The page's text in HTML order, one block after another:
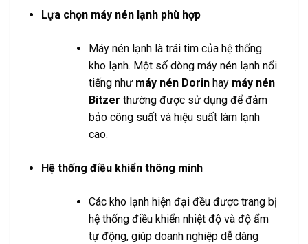
Lựa chọn máy nén lạnh phù hợp
Máy nén lạnh là trái tim của hệ thống
kho lạnh. Một số dòng máy nén lạnh nổi
tiếng như máy nén Dorinhay máy nén
Bitzer thường được sử dụng để đảm
bảo công suất và hiệu suất làm lạnh
cao.
Hệ thống điều khiển thông minh
Các kho lạnh hiện đại đều được trang bị
hệ thống điều khiển nhiệt độ và độ ẩm
tự động, giúp doanh nghiệp dễ dàng